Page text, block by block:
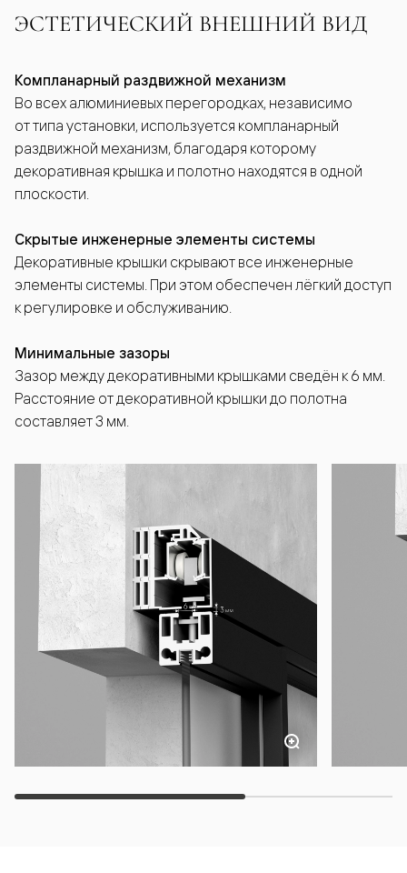
ЭСТЕТИЧЕСКИЙ ВНЕШНИЙ ВИД
Компланарный раздвижной механизм
Во всех алюминиевых перегородках, независимо
от типа установки, используется компланарный
раздвижной механизм, благодаря которому
декоративная крышка и полотно находятся в одной
плоскости.
Скрытые инженерные элементы системы
Декоративные крышки скрывают все инженерные
элементы системы. При этом обеспечен лёгкий доступ
к регулировке и обслуживанию.
Минимальные зазоры
Зазор между декоративными крышками сведён к 6 мм.
Расстояние от декоративной крышки до полотна
составляет 3 мм.